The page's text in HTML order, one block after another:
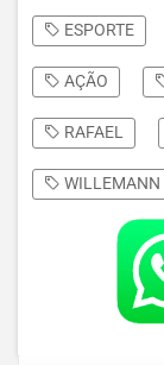
ESPORTE
AÇÃO
RAFAEL
WILLEMANN